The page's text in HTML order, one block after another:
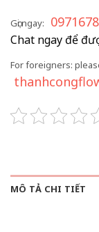
Gọi ngay:
Chat ngay để
For foreigners:
MÔ TẢ CHI TIẾT